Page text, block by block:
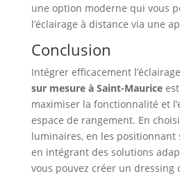
une option moderne qui vous
l’éclairage à distance via une
Conclusion
Intégrer efficacement
sur mesure à Saint-Mauriceest
maximiser la fonctionnalité et
espace de rangement. En
luminaires, en les
en intégrant des solutions
vous pouvez créer un dressing